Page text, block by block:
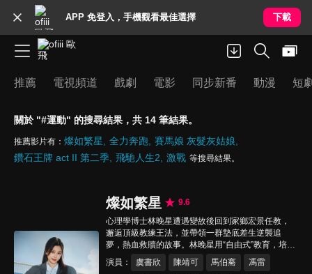
APP 免登入，手機觀看最佳選擇 下載
推薦 電視頻道 戲劇 電影 同步新番 動漫 短
關於 "#運動" 的搜尋結果，共 14 筆結果。
推薦影片有： 燦如繁星 全力奔跑 賽馬娘 灰髮灰姑娘
鑽石王牌 act II 第二季 飛馳人生2 激戰 等搜尋結果。
燦如繁星
9.6
心理學博士林晚星遭遇變故後回到家鄉宏景任教，
邂逅頂級教練王法，並帶領一群墊底差生逆襲追
夢，熱血救贖的故事。林晚星用“自由式”教育，培養
少年們的獨立人格，幫助他們學會生活，融洽自
我，發現所愛，勇於追求。未來人生裡，不遠狹
演員 虞書欣 陳靖可 馬伯騫 馮雷